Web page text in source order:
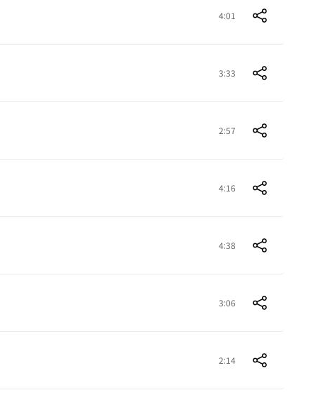
4:01
3:33
2:57
4:16
4:38
3:06
2:14